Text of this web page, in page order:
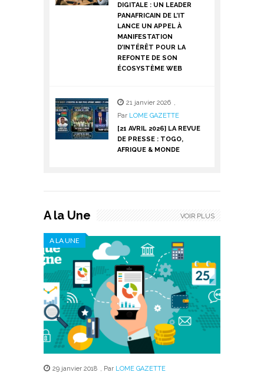
DIGITALE : UN LEADER
PANAFRICAIN DE L’IT
LANCE UN APPEL À
MANIFESTATION
D’INTÉRÊT POUR LA
REFONTE DE SON
ÉCOSYSTÈME WEB
21 janvier 2026 ,
Par LOME GAZETTE
[21 AVRIL 2026] LA REVUE
DE PRESSE : TOGO,
AFRIQUE & MONDE
A la Une
A LA UNE
29 janvier 2018 , Par LOME GAZETTE
VOIR PLUS